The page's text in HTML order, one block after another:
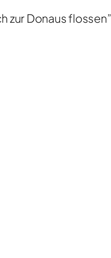
zur Donaus flossen”